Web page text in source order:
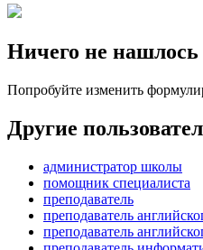
Ничего не нашлось
Попробуйте изменить
Другие
администратор школы
помощник специалиста
преподаватель
преподаватель
преподаватель